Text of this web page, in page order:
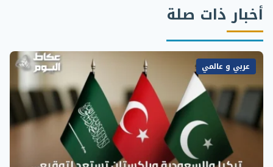
أخبار ذات صلة
عربي و عالمي